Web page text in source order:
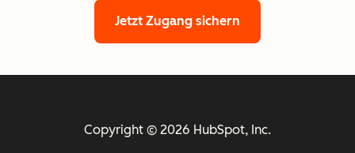
Jetzt Zugang sichern
Copyright © 2026 HubSpot, Inc.